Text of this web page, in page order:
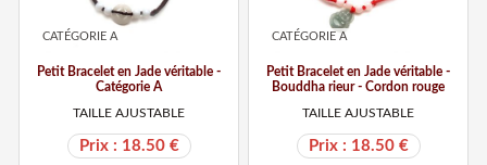
CATÉGORIE A
Petit Bracelet en Jade véritable -
Catégorie A
TAILLE AJUSTABLE
Prix : 18.50 €
CATÉGORIE A
Petit Bracelet en Jade véritable -
Bouddha rieur - Cordon rouge
TAILLE AJUSTABLE
Prix : 18.50 €